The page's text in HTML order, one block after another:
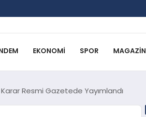
EKONOMI SPOR MAGAZIN
Resmi Gazetede Yayımlandı